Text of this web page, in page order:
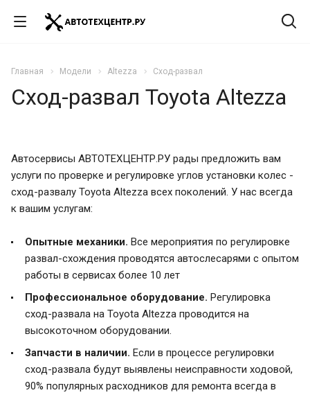
Главная Модели Altezza Сход-развал
Сход-развал Toyota Altezza
Автосервисы АВТОТЕХЦЕНТР.РУ рады предложить вам
услуги по проверке и регулировке углов установки колес -
сход-развалу Toyota Altezza всех поколений. У нас всегда
к вашим услугам:
Опытные механики. Все мероприятия по регулировке
развал-схождения проводятся автослесарями с опытом
работы в сервисах более 10 лет
Профессиональное оборудование. Регулировка
сход-развала на Toyota Altezza проводится на
высокоточном оборудовании.
Запчасти в наличии. Если в процессе регулировки
сход-развала будут выявлены неисправности ходовой,
90% популярных расходников для ремонта всегда в